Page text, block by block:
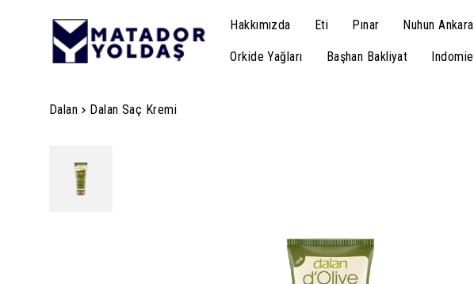
Hakkımızda Eti Pınar Nuhun Ankara
Orkide Yağları Başhan Bakliyat Indomie
Dalan Dalan Saç Kremi